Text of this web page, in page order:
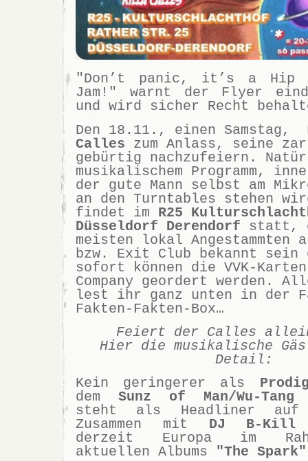
"Don’t panic, it’s a Hip
Jam!" warnt der Flyer
und wird sicher Recht
Den 18.11., einen Samstag,
Calles zum Anlass, seine
gebürtig nachzufeiern.
musikalischem Programm,
der gute Mann selbst am
an den Turntables stehen
findet im R25
Düsseldorf Derendorf statt,
meisten lokal Angestammten
bzw. Exit Club bekannt sein
sofort können die VVK-
Company geordert werden.
lest ihr ganz unten in der
Fakten-Fakten-Box…
Feiert der Calles
Hier die musikalische
Detail:
Kein geringerer als
dem Sunz of Man/Wu-Tang
steht als Headliner auf
Zusammen mit DJ B-Kill
derzeit Europa im
aktuellen Albums "The